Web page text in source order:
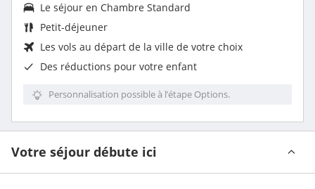
Le séjour en Chambre Standard
Petit-déjeuner
Les vols au départ de la ville de votre choix
Des réductions pour votre enfant
Personnalisation possible à l’étape Options.
Votre séjour débute ici